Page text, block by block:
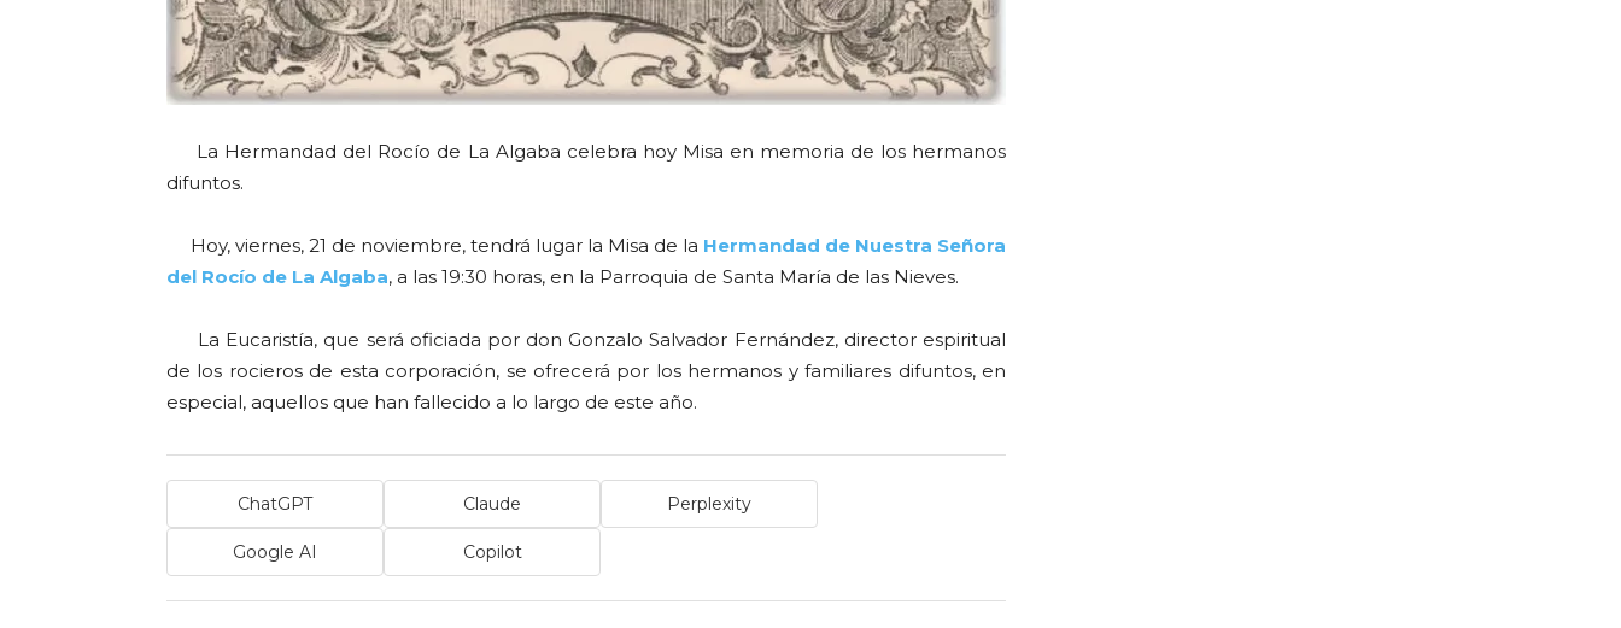
La Hermandad del Rocío de La Algaba celebra hoy Misa en memoria de los hermanos
difuntos.
Hoy, viernes, 21 de noviembre, tendrá lugar la Misa de la Hermandad de Nuestra Señora
del Rocío de La Algaba, a las 19:30 horas, en la Parroquia de Santa María de las Nieves.
La Eucaristía, que será oficiada por don Gonzalo Salvador Fernández, director espiritual
de los rocieros de esta corporación, se ofrecerá por los hermanos y familiares difuntos, en
especial, aquellos que han fallecido a lo largo de este año.
ChatGPT Claude Perplexity
Google AI Copilot